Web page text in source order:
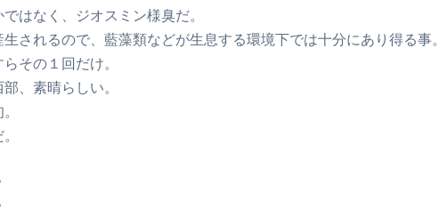
はなく、ジオスミン様臭だ。
されるので、藍藻類などが生息する環境下では十分にあり得る事。
その１回だけ。
、素晴らしい。